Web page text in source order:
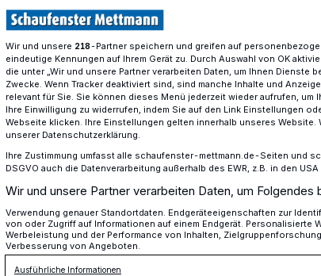
entstehen eine Kita-Anbau und ein
geht‘s
wurden jüngst zwei wichtige
gebracht: ein Anbau für die städtische
die örtliche Löschgruppe.
Wir und unsere 218-Partner speichern und greifen auf
eindeutige Kennungen auf Ihrem Gerät zu. Durch Auswahl von OK
die unter „Wir und unsere Partner verarbeiten Daten, um Ihnen Dienste
Zwecke. Wenn Tracker deaktiviert sind, sind manche Inhalte und
relevant für Sie. Sie können dieses Menü jederzeit wieder aufrufen, um
Ihre Einwilligung zu widerrufen, indem Sie auf den Link Einstellungen
Webseite klicken. Ihre Einstellungen gelten innerhalb unseres Website.
unserer Datenschutzerklärung.
Ihre Zustimmung umfasst alle schaufenster-mettmann.de-Seiten und
DSGVO auch die Datenverarbeitung außerhalb des EWR, z.B. in den USA
Wir und unsere Partner verarbeiten Daten, um Folgendes
Verwendung genauer Standortdaten. Endgeräteeigenschaften zur
von oder Zugriff auf Informationen auf einem Endgerät. Personalisierte
Werbeleistung und der Performance von Inhalten,
Verbesserung von Angeboten.
Ausführliche Informationen